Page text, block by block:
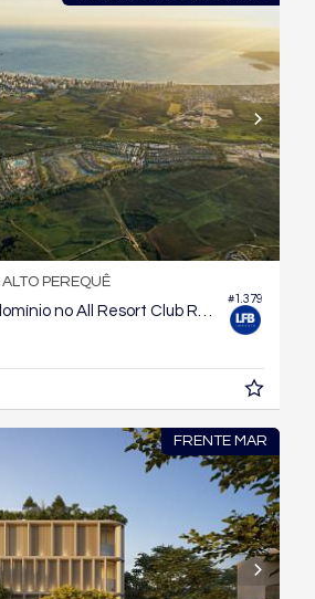
#1.379
ALTO PEREQUÊ
FRENTE MAR